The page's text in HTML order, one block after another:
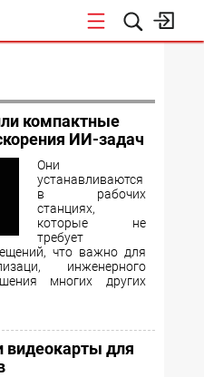
компактные
ИИ-задач
Они
устанавливаются
в рабочих
станциях,
которые не
требует
что важно для
инженерного
многих других
видеокарты для